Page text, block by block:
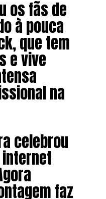
os fãs de
à pouca
que tem
e vive
na
celebrou
faz